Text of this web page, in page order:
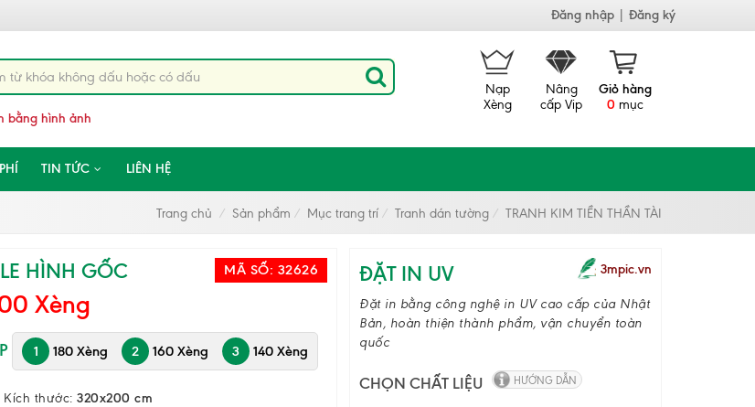
Đăng nhập Đăng ký
bằng hình ảnh
Giỏ hàng
0 mục
Nâng
cấp Vip
Nạp
Xèng
TIN TỨC LIÊN HỆ
Trang chủ Sản phẩm Mục trang trí Tranh dán tường TRANH KIM TIỀN THẦN TÀI
HÌNH GỐC MÃ SỐ: 32626
Xèng
1 180 Xèng 2 160 Xèng 3 140 Xèng
Kích thước:320x200 cm
ĐẶT IN UV 3mpic.vn
Đặt in bằng công nghệ in UV cao cấp của Nhật
Bản, hoàn thiện thành phẩm, vận chuyển toàn
quốc
CHỌN CHẤT LIỆU HƯỚNG DẪN